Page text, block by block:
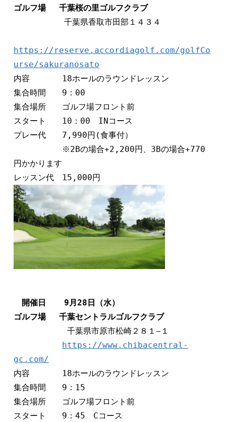
ゴルフ場　 千葉桜の里ゴルフクラブ
千葉県香取市田部１４３４
https://reserve.accordiagolf.com/golfCo
urse/sakuranosato
内容　　　　18ホールのラウンドレッスン
集合時間　　9：00
集合場所　　ゴルフ場フロント前
スタート　　10：00　INコース
プレー代　　7,990円(食事付）
※2Bの場合+2,200円、3Bの場合+770
円かかります
開催日　  9月28日（水）
ゴルフ場　 千葉セントラルゴルフクラブ
千葉県市原市松崎２８１−１
https://www.chibacentral-
gc.com/
内容　　　　18ホールのラウンドレッスン
集合時間　　9：15
集合場所　　ゴルフ場フロント前
スタート　　9：45　Cコース